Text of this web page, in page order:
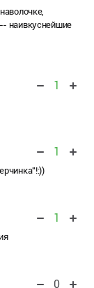
наивкуснейшие
1
1
1
0